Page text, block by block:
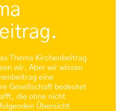
Thema Kirchenbeitrag
wir. Aber wir wissen
eine
Gesellschaft bedeutet
die ohne nicht
Übersicht